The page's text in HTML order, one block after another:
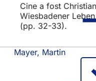
Cine a fost
Wiesbadener
(pp. 32-33).
Mayer, Martin